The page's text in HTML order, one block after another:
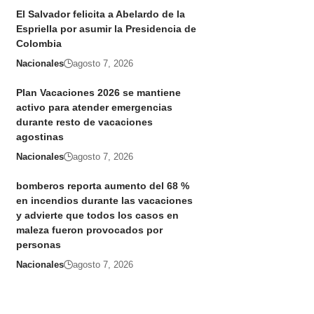
El Salvador felicita a Abelardo de la
Espriella por asumir la Presidencia de
Colombia
Nacionales agosto 7, 2026
Plan Vacaciones 2026 se mantiene
activo para atender emergencias
durante resto de vacaciones
agostinas
Nacionales agosto 7, 2026
bomberos reporta aumento del 68 %
en incendios durante las vacaciones
y advierte que todos los casos en
maleza fueron provocados por
personas
Nacionales agosto 7, 2026